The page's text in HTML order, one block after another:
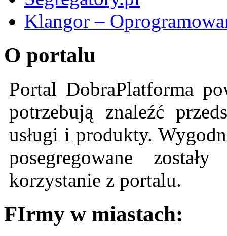
Klangor –
O portalu
Portal DobraPlatforma
potrzebują znaleźć
usługi i produkty.
posegregowane
korzystanie z portalu.
FIrmy w miastach: